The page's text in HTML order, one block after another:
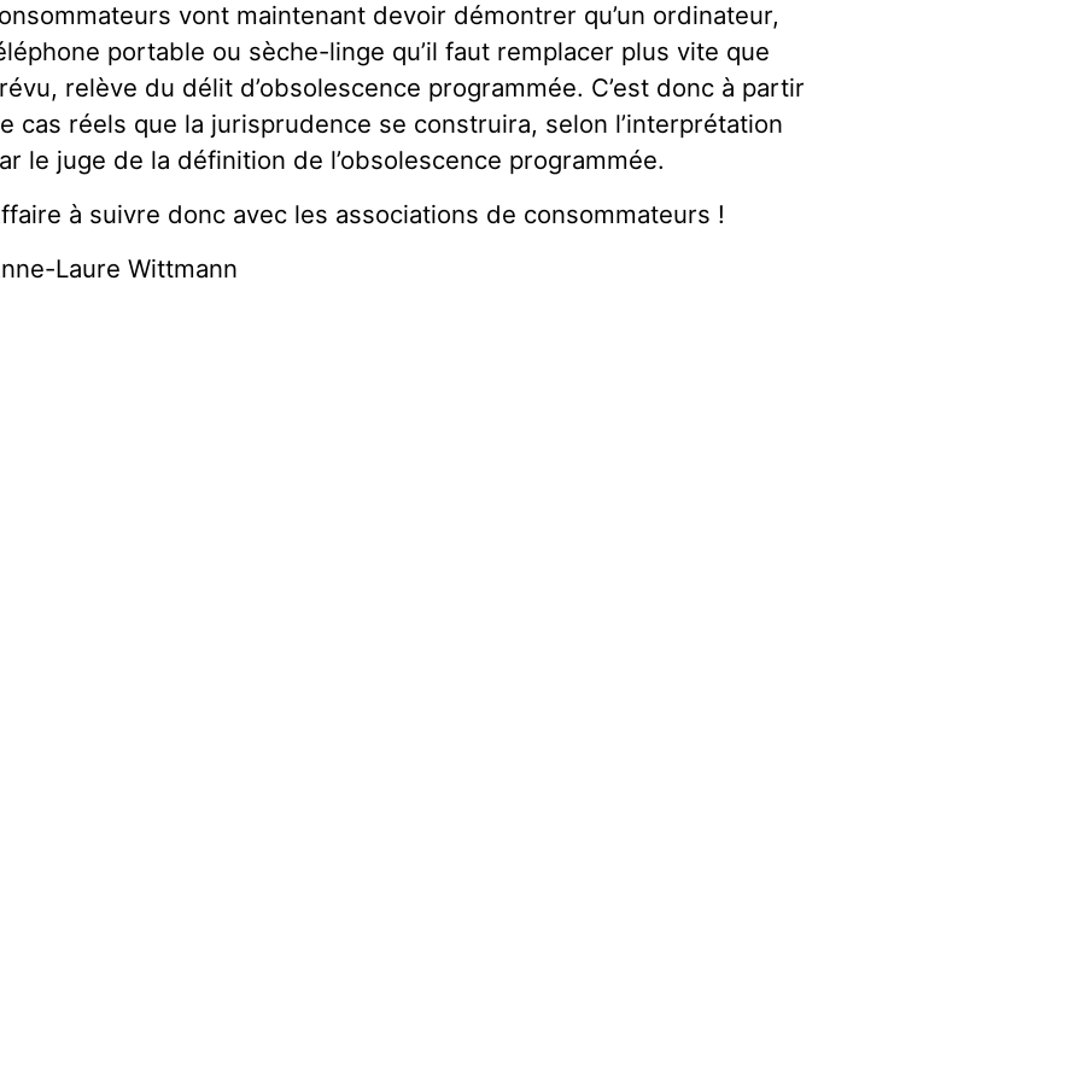
vont maintenant devoir démontrer qu’un ordinateur,
portable ou sèche-linge qu’il faut remplacer plus vite que
relève du délit d’obsolescence programmée. C’est donc à partir
cas réels que la jurisprudence se construira, selon l’interprétation
le juge de la définition de l’obsolescence programmée.
à suivre donc avec les associations de consommateurs !
Laure Wittmann